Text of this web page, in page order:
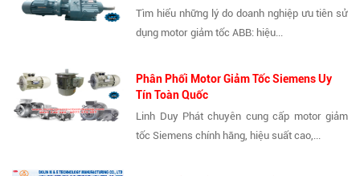
Tìm hiểu những lý do doanh nghiệp ưu tiên sử
dụng motor giảm tốc ABB: hiệu...
Phân Phối Motor Giảm Tốc Siemens Uy
Tín Toàn Quốc
Linh Duy Phát chuyên cung cấp motor giảm
tốc Siemens chính hãng, hiệu suất cao,...